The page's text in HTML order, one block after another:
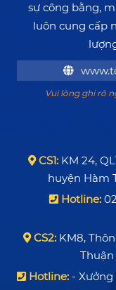
sự công bằng,
luôn cung cấp
Vui lòng ghi rõ
CS1: KM 24,
huyện Hàm
Hotline:
CS2:KM8,
Hotline: - Xưởng